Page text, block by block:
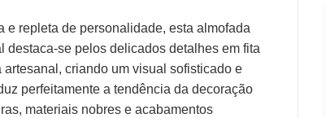
e repleta de personalidade, esta almofada
destaca-se pelos delicados detalhes em fita
criando um visual sofisticado e
perfeitamente a tendência da decoração
materiais nobres e acabamentos